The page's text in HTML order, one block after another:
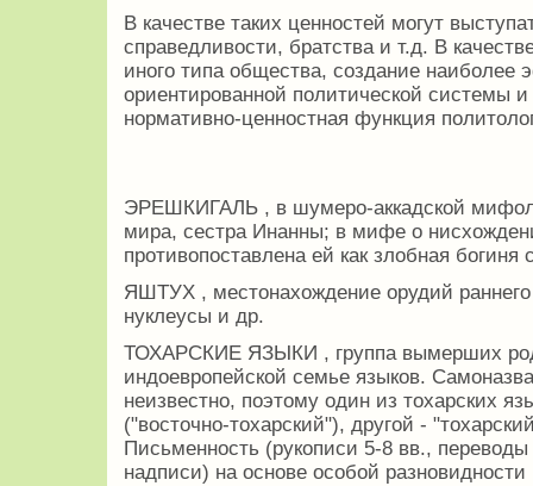
В качестве таких ценностей могут
справедливости, братства и т.д. В
иного типа общества, создание наиболее
ориентированной политической системы
нормативно-ценностная функция
ЭРЕШКИГАЛЬ , в шумеро-аккадской
мира, сестра Инанны; в мифе о
противопоставлена ей как злобная богиня
ЯШТУХ , местонахождение орудий
нуклеусы и др.
ТОХАРСКИЕ ЯЗЫКИ , группа вымерших
индоевропейской семье языков.
неизвестно, поэтому один из тохарских
("восточно-тохарский"), другой -
Письменность (рукописи 5-8 вв.,
надписи) на основе особой